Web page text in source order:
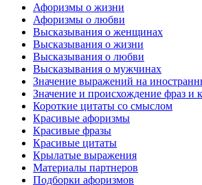
Афоризмы о жизни
Афоризмы о любви
Высказывания о женщинах
Высказывания о жизни
Высказывания о любви
Высказывания о мужчинах
Значение выражений на
Значение и происхождение фраз
Короткие цитаты со смыслом
Красивые афоризмы
Красивые фразы
Красивые цитаты
Крылатые выражения
Материалы партнеров
Подборки афоризмов